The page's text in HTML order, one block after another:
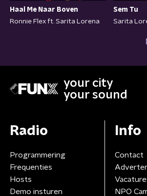
Haal Me Naar Boven
Ronnie Flex ft. Sarita Lorena
Sem Tu
Sarita
your city
your sound
Radio
Programmering
Frequenties
Hosts
Demo insturen
Info
Contact
NPO